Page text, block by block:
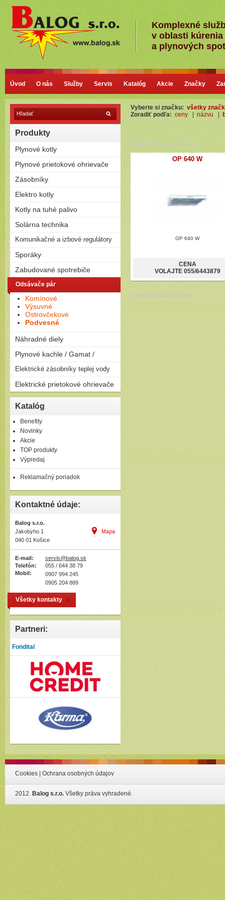
Komplexné
v oblasti kúrenia
a plynových
Úvod O nás Služby Servis Katalóg Akcie Značky
Produkty
Plynové kotly
Kondenzačné kotly
Plynové prietokové ohrievače
Plamienkové (s horáčikom)
Turbo (cez stenu - nútený
Zásobníky
Priamoohrievané zásobníky
Závesné
Elektro kotly
Len na kúrenie
zásobník)
Kotly na tuhé palivo
Splyňovacie - pyrolitické kotly
Peletizačné kotly
uhlie
Solárna technika
Solárne zostavy - ploché
Solárne zostavy - vákuové
Komunikačné a izbové regulátory
Regulátory
Sporáky
Plynové
Elektrické
Kombinované
Zabudované spotrebiče
Rúry
Dosky
Umývačky riadu
Odsávače pár
Komínové
Výsuvné
Ostrovčekové
Podvesné
Náhradné diely
Plynové kachle / Gamat /
Plynové kachle
Elektrické zásobníky teplej vody
Závesné
Ležaté
Elektrické prietokové ohrievače
Elektrické prietokové
ohrievače
Katalóg
Benefity
Novinky
Akcie
TOP produkty
Výpredaj
Reklamačný poriadok
Kontaktné údaje:
Balog s.r.o.
Jakobyho 1
040 01 Košice
E-mail:
servis@balog.sk
Telefón:
055 / 644 38 79
Mobil:
0907 994 245
0905 204 889
Všetky kontakty
Partneri:
Fondital
Vyberte si značku: všetky
Zoradiť podľa: ceny názvu
predchádzajúca strana
OP 640 W
OP 640 W
CENA
VOLAJTE 055/6443879
predchádzajúca strana
Cookies Ochrana osobných údajov
2012. Balog s.r.o. Všetky práva vyhradené.